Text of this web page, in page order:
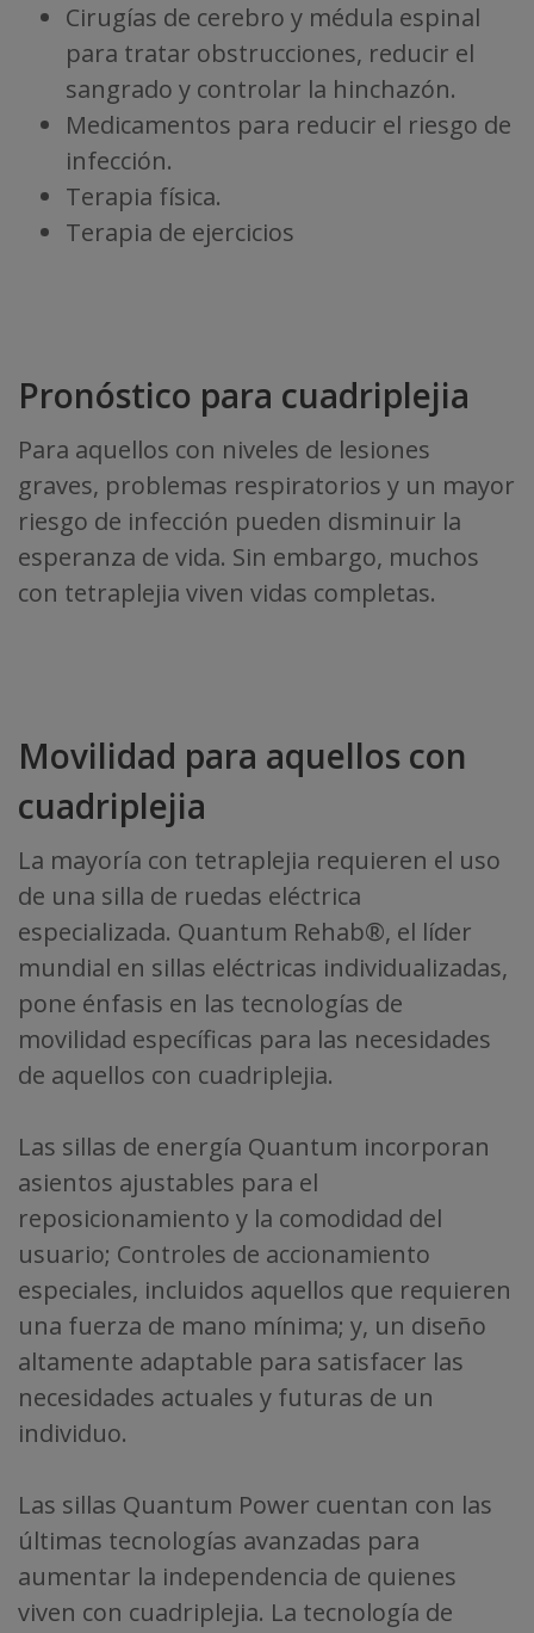
Cirugías de cerebro y médula espinal
para tratar obstrucciones, reducir el
sangrado y controlar la hinchazón.
Medicamentos para reducir el riesgo de
infección.
Terapia física.
Terapia de ejercicios
Pronóstico para cuadriplejia
Para aquellos con niveles de lesiones
graves, problemas respiratorios y un mayor
riesgo de infección pueden disminuir la
esperanza de vida. Sin embargo, muchos
con tetraplejia viven vidas completas.
Movilidad para aquellos con
cuadriplejia
La mayoría con tetraplejia requieren el uso
de una silla de ruedas eléctrica
especializada. Quantum Rehab®, el líder
mundial en sillas eléctricas individualizadas,
pone énfasis en las tecnologías de
movilidad específicas para las necesidades
de aquellos con cuadriplejia.
Las sillas de energía Quantum incorporan
asientos ajustables para el
reposicionamiento y la comodidad del
usuario; Controles de accionamiento
especiales, incluidos aquellos que requieren
una fuerza de mano mínima; y, un diseño
altamente adaptable para satisfacer las
necesidades actuales y futuras de un
individuo.
Las sillas Quantum Power cuentan con las
últimas tecnologías avanzadas para
aumentar la independencia de quienes
viven con cuadriplejia. La tecnología de